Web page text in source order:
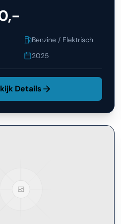
Benzine / Elektrisch
2025
Details